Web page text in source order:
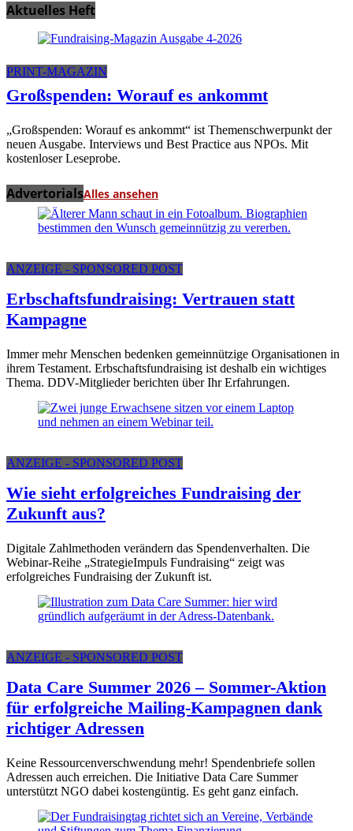
Aktuelles Heft
PRINT-MAGAZIN
Großspenden: Worauf es ankommt
„Großspenden: Worauf es ankommt“ ist Themenschwerpunkt der
neuen Ausgabe. Interviews und Best Practice aus NPOs. Mit
kostenloser Leseprobe.
AdvertorialsAlles ansehen
ANZEIGE - SPONSORED POST
Erbschaftsfundraising: Vertrauen statt
Kampagne
Immer mehr Menschen bedenken gemeinnützige Organisationen in
ihrem Testament. Erbschaftsfundraising ist deshalb ein wichtiges
Thema. DDV-Mitglieder berichten über Ihr Erfahrungen.
ANZEIGE - SPONSORED POST
Wie sieht erfolgreiches Fundraising der
Zukunft aus?
Digitale Zahlmethoden verändern das Spendenverhalten. Die
Webinar-Reihe „StrategieImpuls Fundraising“ zeigt was
erfolgreiches Fundraising der Zukunft ist.
ANZEIGE - SPONSORED POST
Data Care Summer 2026 – Sommer-Aktion
für erfolgreiche Mailing-Kampagnen dank
richtiger Adressen
Keine Ressourcenverschwendung mehr! Spendenbriefe sollen
Adressen auch erreichen. Die Initiative Data Care Summer
unterstützt NGO dabei kostengüntig. Es geht ganz einfach.